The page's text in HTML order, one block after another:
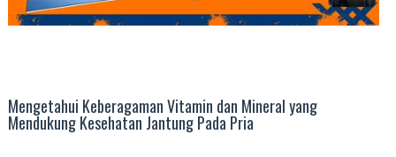
Mengetahui Keberagaman Vitamin dan Mineral yang
Mendukung Kesehatan Jantung Pada Pria